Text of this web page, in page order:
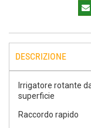
DESCRIZIONE
Irrigatore rotante
superficie
Raccordo rapido